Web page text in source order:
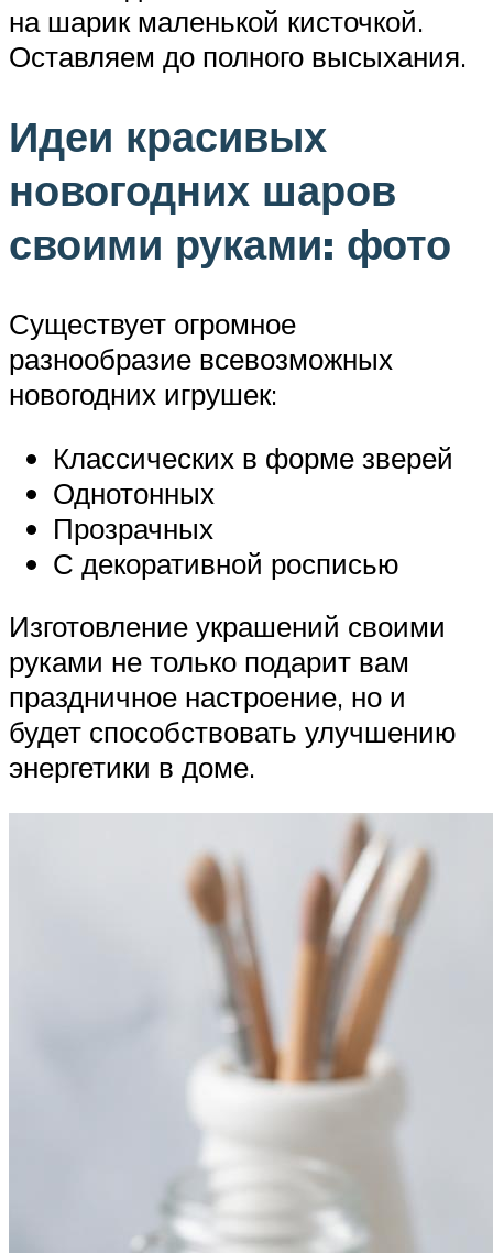
на шарик маленькой кисточкой.
Оставляем до полного высыхания.
Идеи красивых
новогодних шаров
своими руками: фото
Существует огромное
разнообразие всевозможных
новогодних игрушек:
Классических в форме зверей
Однотонных
Прозрачных
С декоративной росписью
Изготовление украшений своими
руками не только подарит вам
праздничное настроение, но и
будет способствовать улучшению
энергетики в доме.